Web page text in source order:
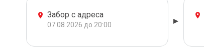
Забор с адреса
07.08.2026 до 20:00